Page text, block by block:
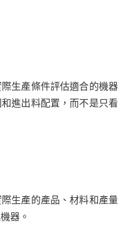
生產條件評估適合的機器
進出料配置，而不是只看
生產的產品、材料和產量
器。